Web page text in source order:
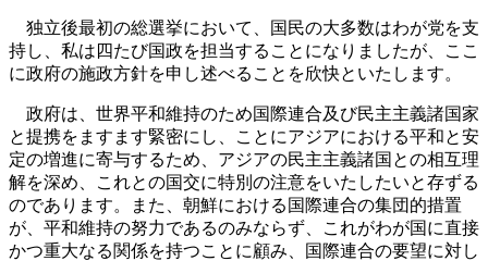
独立後最初の総選挙において、国民の大多数はわが党を支
持し、私は四たび国政を担当することになりましたが、ここ
に政府の施政方針を申し述べることを欣快といたします。
政府は、世界平和維持のため国際連合及び民主主義諸国家
と提携をますます緊密にし、ことにアジアにおける平和と安
定の増進に寄与するため、アジアの民主主義諸国との相互理
解を深め、これとの国交に特別の注意をいたしたいと存ずる
のであります。また、朝鮮における国際連合の集団的措置
が、平和維持の努力であるのみならず、これがわが国に直接
かつ重大なる関係を持つことに顧み、国際連合の要望に対し